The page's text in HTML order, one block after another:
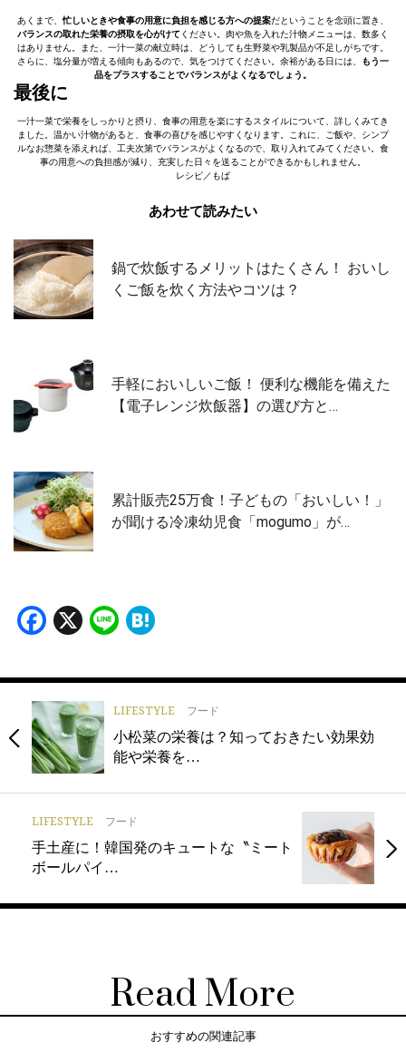
あくまで、忙しいときや食事の用意に負担を感じる方への提案だということを念頭に置き、
バランスの取れた栄養の摂取を心がけてください。肉や魚を入れた汁物メニューは、数多く
はありません。また、一汁一菜の献立時は、どうしても生野菜や乳製品が不足しがちです。
さらに、塩分量が増える傾向もあるので、気をつけてください。余裕がある日には、
もう一
品をプラスすることでバランスがよくなるでしょう。
最後に
一汁一菜で栄養をしっかりと摂り、食事の用意を楽にするスタイルについて、詳しくみてき
ました。温かい汁物があると、食事の喜びを感じやすくなります。これに、ご飯や、シンプ
ルなお惣菜を添えれば、工夫次第でバランスがよくなるので、取り入れてみてください。食
事の用意への負担感が減り、充実した日々を送ることができるかもしれません。
レシピ／もぱ
あわせて読みたい
鍋で炊飯するメリットはたくさん！ おいし
くご飯を炊く方法やコツは？
手軽においしいご飯！ 便利な機能を備えた
【電子レンジ炊飯器】の選び方と…
累計販売25万食！子どもの「おいしい！」
が聞ける冷凍幼児食「mogumo」が…
Facebook
X Line
LIFESTYLE フード
小松菜の栄養は？知っておきたい効果効
能や栄養を…
LIFESTYLE フード
手土産に！韓国発のキュートな〝ミート
ボールパイ…
Read More
おすすめの関連記事